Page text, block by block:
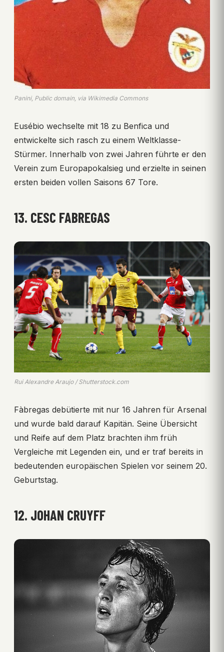
Panini, Public domain, via Wikimedia Commons
Eusébio wechselte mit 18 zu Benfica und
entwickelte sich rasch zu einem Weltklasse-
Stürmer. Innerhalb von zwei Jahren führte er den
Verein zum Europapokalsieg und erzielte in seinen
ersten beiden vollen Saisons 67 Tore.
13. CESC FABREGAS
Rui Alexandre Araujo / Shutterstock.com
Fàbregas debütierte mit nur 16 Jahren für Arsenal
und wurde bald darauf Kapitän. Seine Übersicht
und Reife auf dem Platz brachten ihm früh
Vergleiche mit Legenden ein, und er traf bereits in
bedeutenden europäischen Spielen vor seinem 20.
Geburtstag.
12. JOHAN CRUYFF